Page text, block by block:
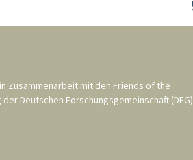
Zusammenarbeit mit den Friends of the
der Deutschen Forschungsgemeinschaft (DFG)